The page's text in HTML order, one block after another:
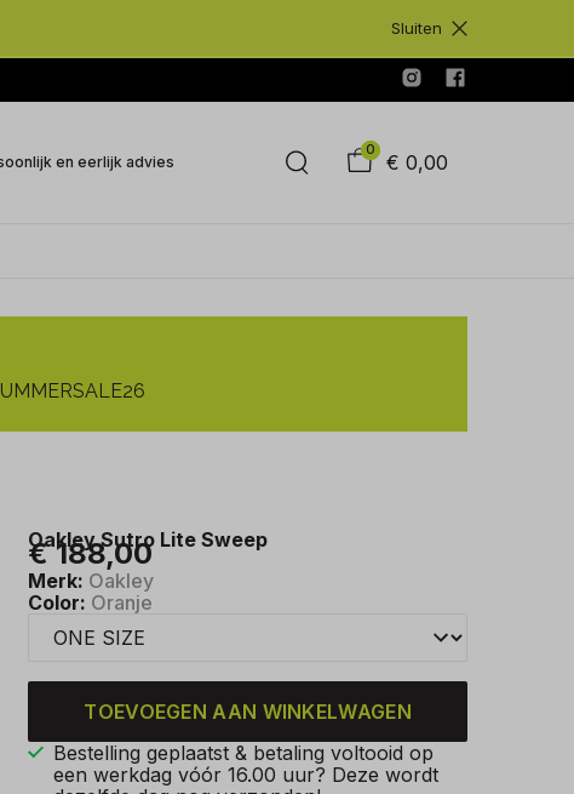
Sluiten
en eerlijk advies
0
€ 0,00
Oakley Sutro Lite Sweep
€ 188,00
Merk: Oakley
Color: Oranje
TOEVOEGEN AAN WINKELWAGEN
Bestelling geplaatst & betaling voltooid op
een werkdag vóór 16.00 uur? Deze wordt